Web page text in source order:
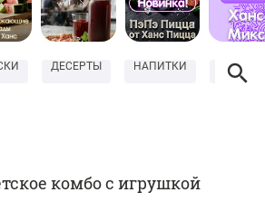
ДЕСЕРТЫ НАПИТКИ СОУСЫ
комбо с игрушкой